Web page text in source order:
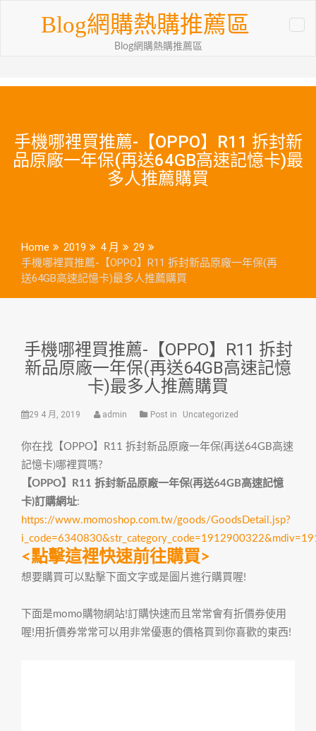
Blog網購熱購推薦區
Blog網購熱購推薦區
手機哪裡買推薦-【OPPO】R11 拆封新
品原廠一年保(再送64GB高速記憶卡)最
多人推薦購買
Home 2019 4 月
29
手機哪裡買推薦-【OPPO】R11 拆封新品原廠一年保(再
送64GB高速記憶卡)最多人推薦購買
手機哪裡買推薦-【OPPO】R11 拆封
新品原廠一年保(再送64GB高速記憶
卡)最多人推薦購買
29 4 月, 2019 admin Post in Uncategorized
你在找【OPPO】R11 拆封新品原廠一年保(再送64GB高速
記憶卡)哪裡買嗎?
【OPPO】R11 拆封新品原廠一年保(再送64GB高速記憶
卡)訂購網址:
https://www.momoshop.com.tw/goods/GoodsDetail.jsp?
<點擊這裡快速前往購買>
想要購買可以點擊下面文字或是圖片進行購買喔!
下面是momo購物網站!訂購快速而且常常會有折價券使用
喔!用折價券常常可以用非常優惠的價格買到你喜歡的東西!